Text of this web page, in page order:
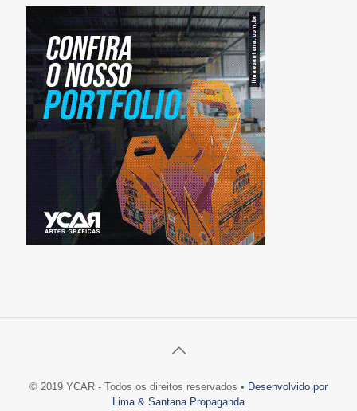
© 2019 YCAR - Todos os direitos reservados • Desenvolvido por
Lima & Santana Propaganda